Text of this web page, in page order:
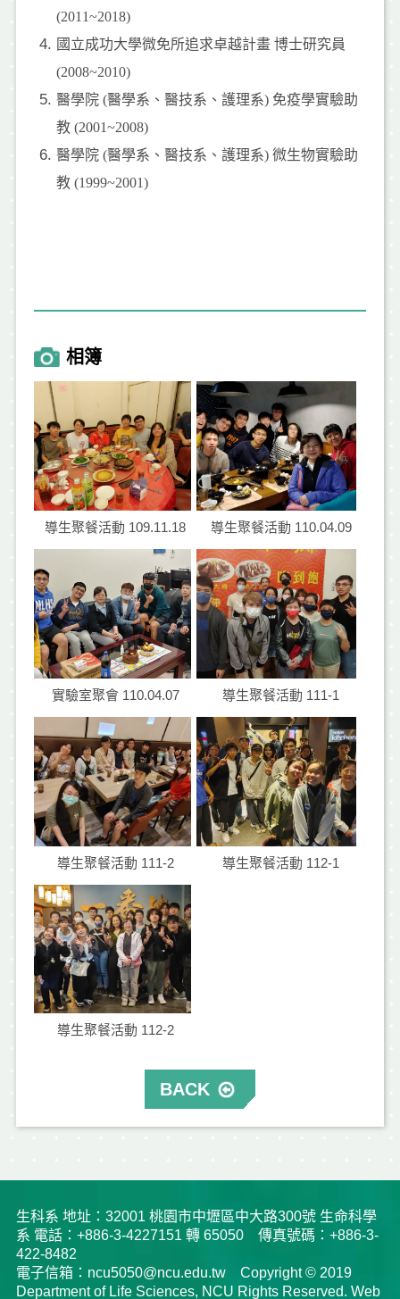
(2011~2018)
國立成功大學微免所追求卓越計畫 博士研究員
(2008~2010)
醫學院 (醫學系、醫技系、護理系) 免疫學實驗助
教 (2001~2008)
醫學院 (醫學系、醫技系、護理系) 微生物實驗助
教 (1999~2001)
相簿
導生聚餐活動 109.11.18 導生聚餐活動 110.04.09
實驗室聚會 110.04.07 導生聚餐活動 111-1
導生聚餐活動 111-2 導生聚餐活動 112-1
導生聚餐活動 112-2
BACK
生科系 地址：32001 桃園市中壢區中大路300號 生命科學
系 電話：+886-3-4227151 轉 65050 傳真號碼：+886-3-
422-8482
電子信箱：ncu5050@ncu.edu.tw Copyright © 2019
Department of Life Sciences, NCU Rights Reserved. Web